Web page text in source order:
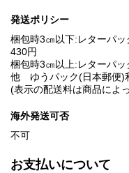
発送ポリシー
梱包時3㎝以下:レターパ
430円
梱包時3㎝以上:レターパ
他 ゆうパック(日本郵便)
(表示の配送料は商品によ
海外発送可否
不可
お支払いについて